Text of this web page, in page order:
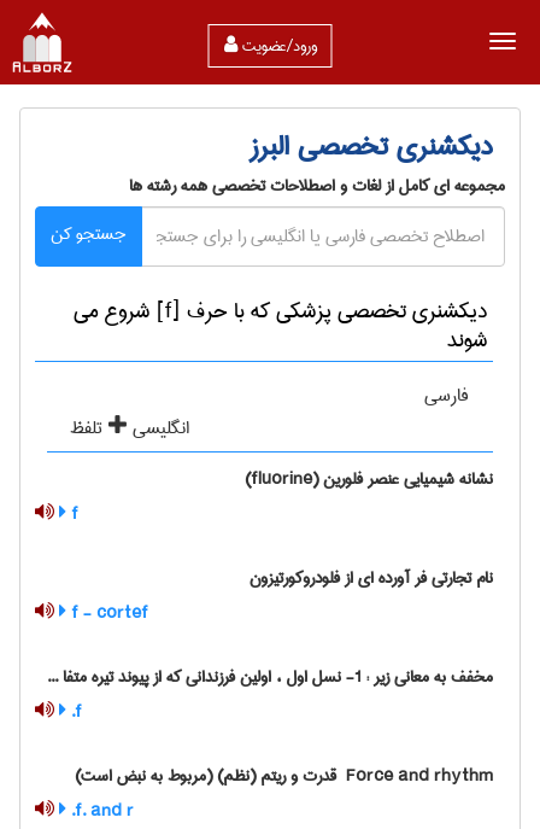
ورود/عضویت
دیکشنری تخصصی البرز
مجموعه ای کامل از لغات و اصطلاحات تخصصی همه رشته ها
جستجو کن
دیکشنری تخصصی پزشكی که با حرف [f] شروع می
شوند
فارسی
انگلیسی
تلفظ
نشانه شیمیایی عنصر فلورین (fluorine)
f
نام تجارتی فر آورده ای از فلودروکورتیزون
f - cortef
مخفف به معانی زیر : 1- نسل اول ، اولین فرزندانی که از پیوند تیره متفا ...
f.
‎ Force and rhythm قدرت و ریتم (نظم) (مربوط به نبض است)
f. and r.